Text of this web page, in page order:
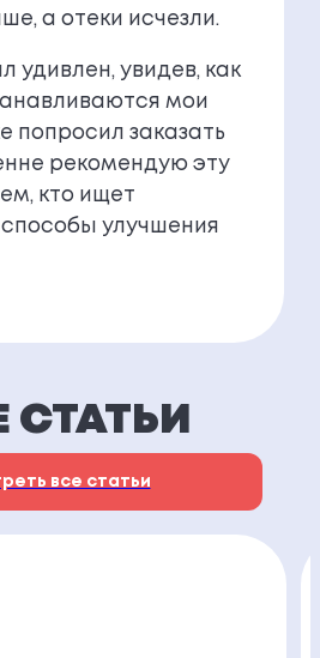
а отеки исчезли.
удивлен, увидев, как
мои
попросил заказать
рекомендую эту
кто ищет
улучшения
СТАТЬИ
все статьи